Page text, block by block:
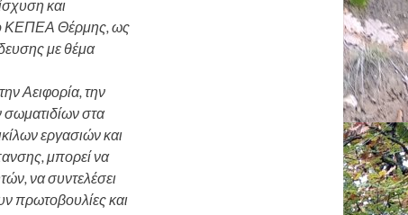
και
ΚΕΠΕΑ Θέρμης, ως
με θέμα
Αειφορία, την
σωματιδίων στα
εργασιών και
μπορεί να
να συντελέσει
πρωτοβουλίες και